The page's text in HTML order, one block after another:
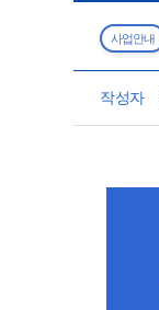
사업안내
작성자